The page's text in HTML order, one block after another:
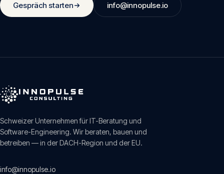
Gespräch starten info@innopulse.io
Schweizer Unternehmen für IT-Beratung und
Software-Engineering. Wir beraten, bauen und
betreiben — in der DACH-Region und der EU.
info@innopulse.io